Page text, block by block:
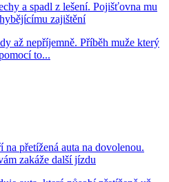
a spadl z lešení. Pojišťovna mu
zajištění
až nepříjemně. Příběh muže který
to...
přetížená auta na dovolenou.
zakáže další jízdu